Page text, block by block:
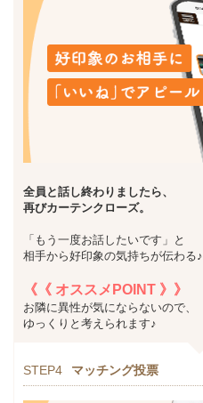
全員と話し終わりましたら、
再びカーテンクローズ。
「もう一度お話したいです」と
相手から好印象の気持ちが伝わる♪
《《 オススメPOINT 》》
お隣に異性が気にならないので、
ゆっくりと考えられます♪
STEP4 マッチング投票